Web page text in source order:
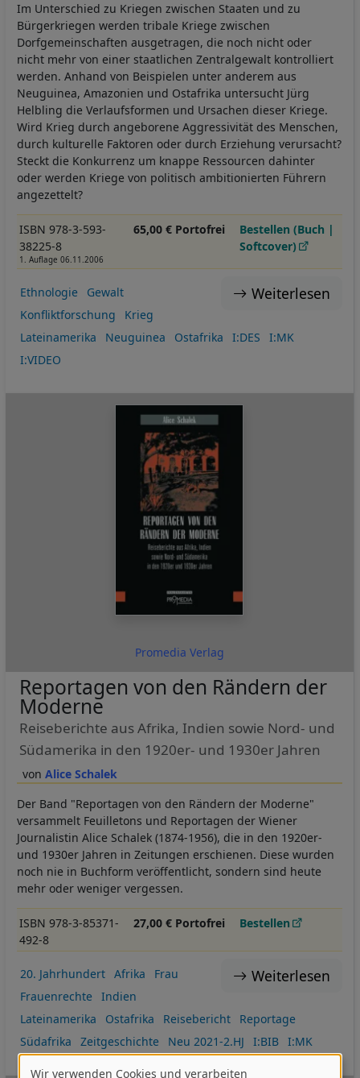
Im Unterschied zu Kriegen zwischen Staaten und zu
Bürgerkriegen werden tribale Kriege zwischen
Dorfgemeinschaften ausgetragen, die noch nicht oder
nicht mehr von einer staatlichen Zentralgewalt kontrolliert
werden. Anhand von Beispielen unter anderem aus
Neuguinea, Amazonien und Ostafrika untersucht Jürg
Helbling die Verlaufsformen und Ursachen dieser Kriege.
Wird Krieg durch angeborene Aggressivität des Menschen,
durch kulturelle Faktoren oder durch Erziehung verursacht?
Steckt die Konkurrenz um knappe Ressourcen dahinter
oder werden Kriege von politisch ambitionierten Führern
angezettelt?
ISBN 978-3-593-
38225-8
1. Auflage 06.11.2006
65,00 € Portofrei
Bestellen (Buch |
Softcover)
Weiterlesen
Ethnologie
Gewalt
Konfliktforschung
Krieg
Lateinamerika
Neuguinea Ostafrika I:DES
I:MK
I:VIDEO
Promedia Verlag
Alice Schalek
Reportagen von den Rändern der
Moderne
Reiseberichte aus Afrika, Indien sowie Nord- und
Südamerika in den 1920er- und 1930er Jahren
Der Band "Reportagen von den Rändern der Moderne"
versammelt Feuilletons und Reportagen der Wiener
Journalistin Alice Schalek (1874-1956), die in den 1920er-
und 1930er Jahren in Zeitungen erschienen. Diese wurden
noch nie in Buchform veröffentlicht, sondern sind heute
mehr oder weniger vergessen.
ISBN 978-3-85371-
492-8
27,00 € Portofrei Bestellen
Weiterlesen
20. Jahrhundert Afrika
Frau
Frauenrechte
Indien
Lateinamerika
Ostafrika Reisebericht
Reportage
Südafrika
Zeitgeschichte Neu 2021-2.HJ I:BIB I:MK
Wir verwenden Cookies und verarbeiten